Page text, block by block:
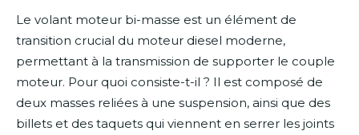
Le volant moteur bi-masse est un élément de
transition crucial du moteur diesel moderne,
permettant à la transmission de supporter le couple
moteur. Pour quoi consiste-t-il ? Il est composé de
deux masses reliées à une suspension, ainsi que des
billets et des taquets qui viennent en serrer les joints